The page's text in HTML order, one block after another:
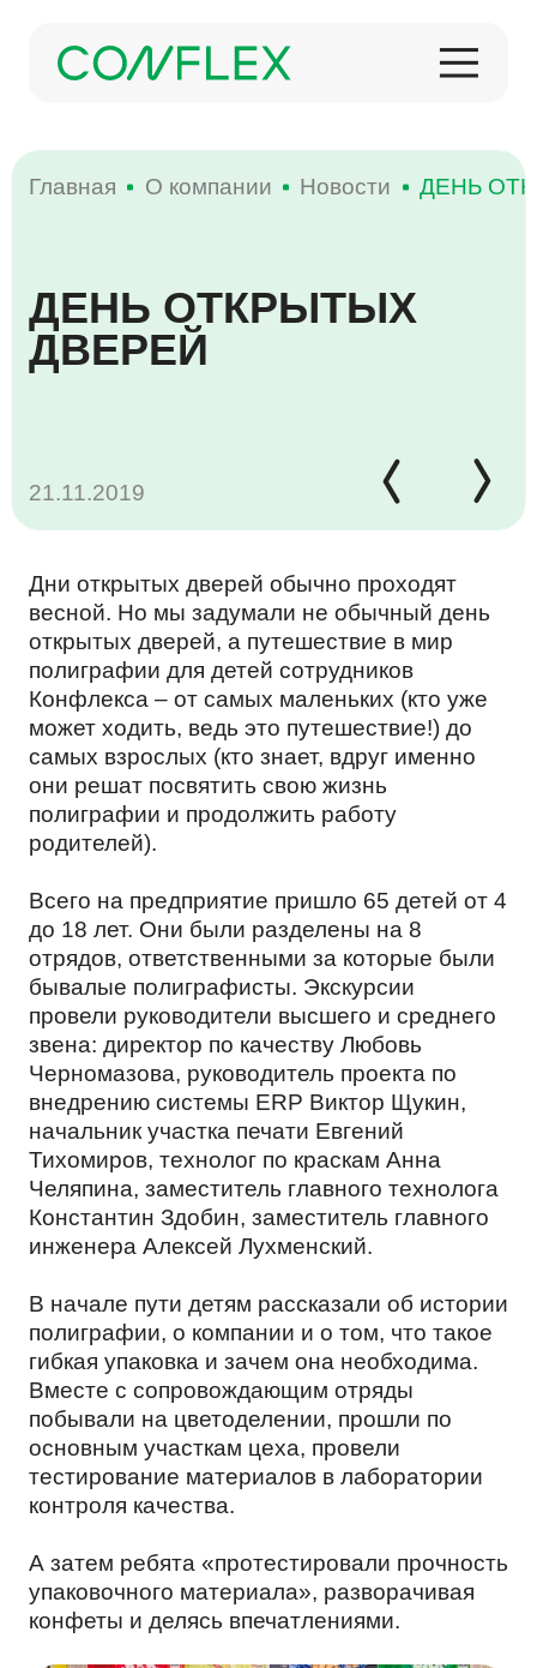
ИСТОРИЯ
НАГРАДЫ
КОМАНДА
ОТЗЫВЫ
МЕРОПРИЯТИЯ
КОРПОРАТИВНАЯ ЭТИКА
ПОЛИТИКА ОБРАБОТКИ
ПЕРСОНАЛЬНЫХ ДАННЫХ
ПРОДУКЦИЯ
КОНДИТЕРСКИЕ ИЗДЕЛИЯ
КОФЕ И ЧАЙ
МОЛОЧНЫЕ ПРОДУКТЫ
НАПИТКИ
ПРОМТОВАРЫ
КОСМЕТИЧЕСКИЕ СРЕДСТВА
СУБЛИМИРОВАННЫЕ ПРОДУКТЫ
КОРМА ДЛЯ ЖИВОТНЫХ
СЫПУЧИЕ ПРОДУКТЫ
СНЕКИ
МАСЛОЖИРОВАЯ ПРОДУКЦИЯ
СОУСЫ, ЖИДКИЕ СПЕЦИИ
КАРЬЕРА
МЕРОПРИЯТИЯ
ТЕНДЕР
КОНТАКТЫ
EN
Главная О компании Новости ДЕНЬ
ДЕНЬ ОТКРЫТЫХ
ДВЕРЕЙ
21.11.2019
Дни открытых дверей обычно проходят
весной. Но мы задумали не обычный день
открытых дверей, а путешествие в мир
полиграфии для детей сотрудников
Конфлекса – от самых маленьких (кто уже
может ходить, ведь это путешествие!) до
самых взрослых (кто знает, вдруг именно
они решат посвятить свою жизнь
полиграфии и продолжить работу
родителей).
Всего на предприятие пришло 65 детей от 4
до 18 лет. Они были разделены на 8
отрядов, ответственными за которые были
бывалые полиграфисты. Экскурсии
провели руководители высшего и среднего
звена: директор по качеству Любовь
Черномазова, руководитель проекта по
внедрению системы ERP Виктор Щукин,
начальник участка печати Евгений
Тихомиров, технолог по краскам Анна
Челяпина, заместитель главного технолога
Константин Здобин, заместитель главного
инженера Алексей Лухменский.
В начале пути детям рассказали об истории
полиграфии, о компании и о том, что такое
гибкая упаковка и зачем она необходима.
Вместе с сопровождающим отряды
побывали на цветоделении, прошли по
основным участкам цеха, провели
тестирование материалов в лаборатории
контроля качества.
А затем ребята «протестировали прочность
упаковочного материала», разворачивая
конфеты и делясь впечатлениями.